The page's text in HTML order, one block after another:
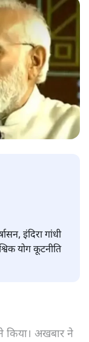
इंदिरा गांधी
योग कूटनीति
किया। अखबार ने